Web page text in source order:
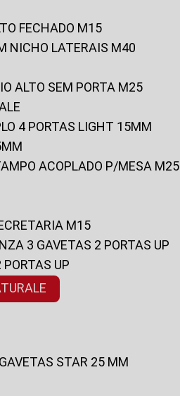
FECHADO M15
NICHO LATERAIS M40
ALTO SEM PORTA M25
4 PORTAS LIGHT 15MM
ACOPLADO P/MESA M25
M15
3 GAVETAS 2 PORTAS UP
PORTAS UP
GAVETAS STAR 25 MM